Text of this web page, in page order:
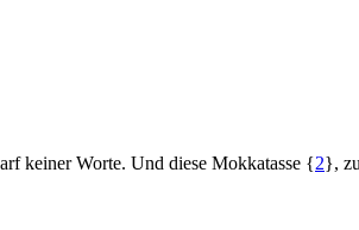
keiner Worte. Und diese Mokkatasse {2},